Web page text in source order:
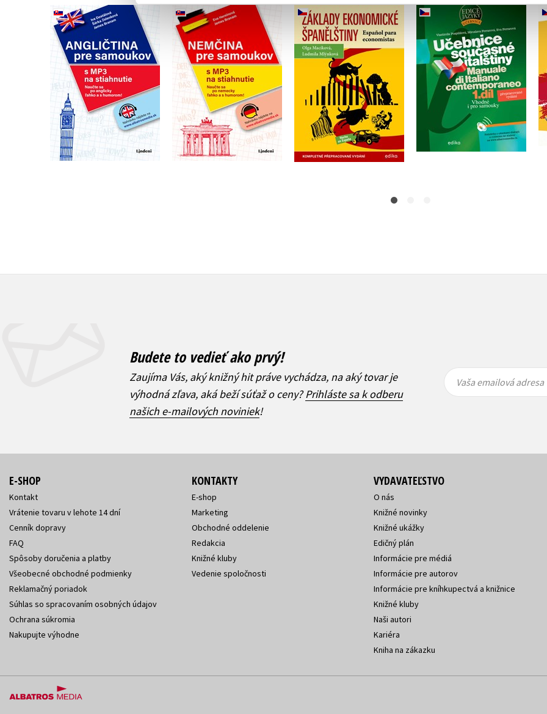
Angličtina pre
samoukov
Šárka Zelenková
James Branam
,
Iva Dostálová
Nemčina pre
samoukov
James Branam
Barbara Hochheim
,
Eva Hereinová
Do košíka
Základy ekonomické
španělštiny
Ludmila Mlýnková
,
Olga Macíková
Do košíka
20,82 €
Učebnice současné
italštiny, 1. díl
Eva Ferrarová
,
Miroslava Ferrarová
,
Vlastimila Pospíšilová
Do košíka
Budete to vedieť ako prvý!
Zaujíma Vás, aký knižný hit práve vychádza, na aký tovar je
výhodná zľava, aká beží súťaž o ceny?Prihláste sa k odberu
našich e-mailových noviniek!
emailová
emailová
Vaša emailová adresa
E-SHOP
Kontakt
Vrátenie tovaru v lehote 14 dní
Cenník dopravy
FAQ
Spôsoby doručenia a platby
Všeobecné obchodné podmienky
Reklamačný poriadok
Súhlas so spracovaním osobných údajov
Ochrana súkromia
Nakupujte výhodne
KONTAKTY
E-shop
Marketing
Obchodné oddelenie
Redakcia
Knižné kluby
Vedenie spoločnosti
VYDAVATEĽSTVO
O nás
Knižné novinky
Knižné ukážky
Edičný plán
Informácie pre médiá
Informácie pre autorov
Informácie pre kníhkupectvá a knižnice
Knižné kluby
Naši autori
Kariéra
Kniha na zákazku